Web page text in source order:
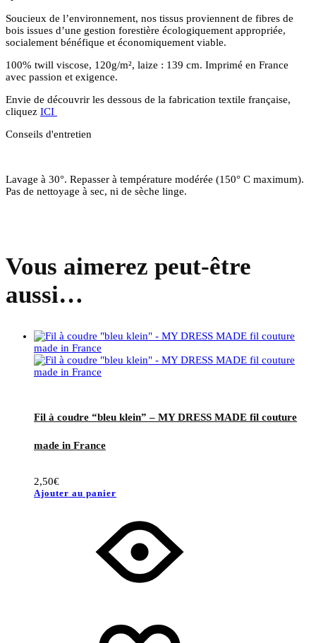
Soucieux de l’environnement, nos tissus proviennent de fibres de
bois issues d’une gestion forestière écologiquement appropriée,
socialement bénéfique et économiquement viable.
100% twill viscose, 120g/m², laize : 139 cm. Imprimé en France
avec passion et exigence.
Envie de découvrir les dessous de la fabrication textile française,
cliquez ICI
Conseils d'entretien
Lavage à 30°. Repasser à température modérée (150° C maximum).
Pas de nettoyage à sec, ni de sèche linge.
Vous aimerez peut-être
aussi…
Fil à coudre “bleu klein” – MY DRESS MADE fil couture
made in France
2,50€
Ajouter au panier